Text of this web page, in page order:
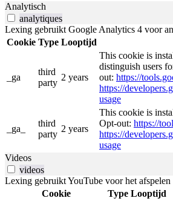
Analytisch
analytiques
Lexing gebruikt Google Analytics 4 voor
Cookie Type Looptijd
_ga
third
party
2 years
This cookie is
distinguish users
out: https://
https://
usage
_ga_
third
party
2 years
This cookie is
Opt-out: https://
https://
usage
Videos
videos
Lexing gebruikt YouTube voor het afspelen
Cookie
Type Looptijd